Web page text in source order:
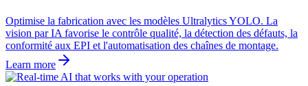
Optimise la fabrication avec les modèles Ultralytics YOLO. La
vision par IA favorise le contrôle qualité, la détection des défauts, la
conformité aux EPI et l'automatisation des chaînes de montage.
Learn more